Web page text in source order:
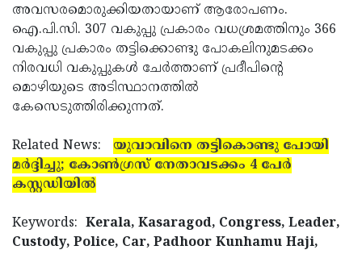
അവസരമൊരുക്കിയതായാണ് ആരോപണം.
ഐ.പി.സി. 307 വകുപ്പു പ്രകാരം വധശ്രമത്തിനും 366
വകുപ്പു പ്രകാരം തട്ടിക്കൊണ്ടു പോകലിനുമടക്കം
നിരവധി വകുപ്പുകള്‍ ചേര്‍ത്താണ് പ്രദീപിന്റെ
മൊഴിയുടെ അടിസ്ഥാനത്തില്‍
കേസെടുത്തിരിക്കുന്നത്.
Related News: യുവാവിനെ തട്ടികൊണ്ടു പോയി
മര്‍ദ്ദിച്ചു; കോണ്‍ഗ്രസ് നേതാവടക്കം 4 പേര്‍
കസ്റ്റഡിയില്‍
Keywords: Kerala, Kasaragod, Congress, Leader,
Custody, Police, Car, Padhoor Kunhamu Haji,